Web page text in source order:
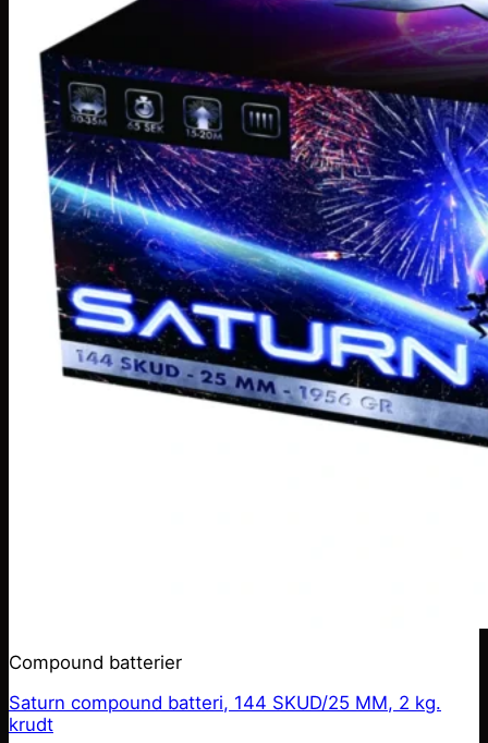
Compound batterier
Saturn compound batteri, 144 SKUD/25 MM, 2 kg.
krudt